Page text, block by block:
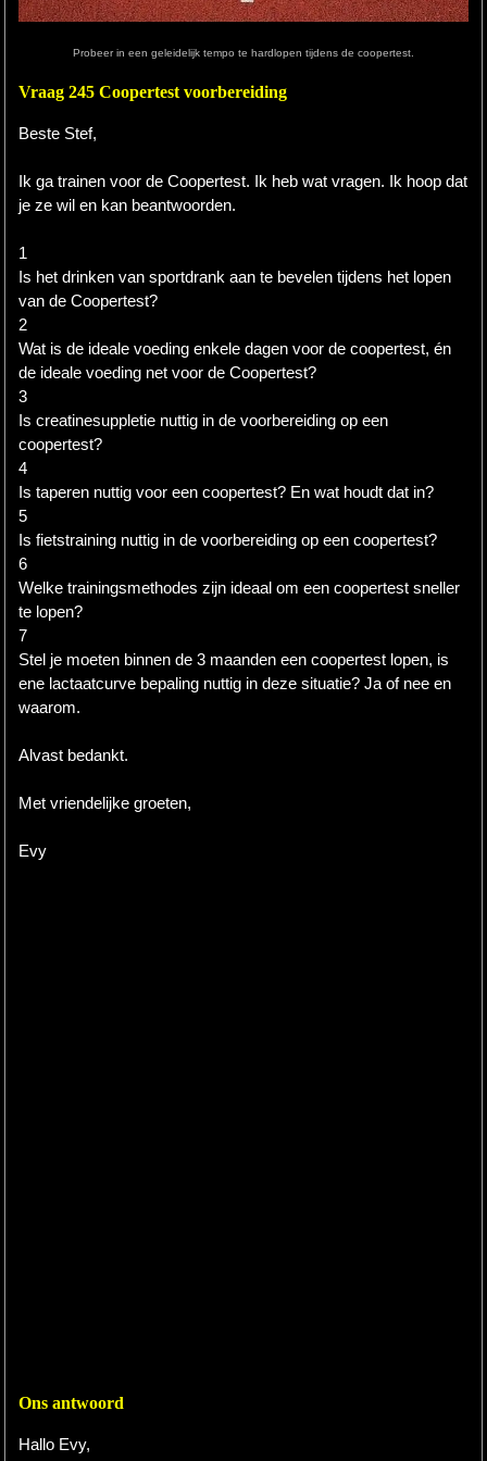
Extra
Tips
Boeken
Site
Probeer in een geleidelijk tempo te hardlopen tijdens de coopertest.
Vraag 245 Coopertest voorbereiding
Beste Stef,
Ik ga trainen voor de Coopertest. Ik heb wat vragen. Ik hoop dat
je ze wil en kan beantwoorden.
1
Is het drinken van sportdrank aan te bevelen tijdens het lopen
van de Coopertest?
2
Wat is de ideale voeding enkele dagen voor de coopertest, én
de ideale voeding net voor de Coopertest?
3
Is creatinesuppletie nuttig in de voorbereiding op een
coopertest?
4
Is taperen nuttig voor een coopertest? En wat houdt dat in?
5
Is fietstraining nuttig in de voorbereiding op een coopertest?
6
Welke trainingsmethodes zijn ideaal om een coopertest sneller
te lopen?
7
Stel je moeten binnen de 3 maanden een coopertest lopen, is
ene lactaatcurve bepaling nuttig in deze situatie? Ja of nee en
waarom.
Alvast bedankt.
Met vriendelijke groeten,
Evy
Ons antwoord
Hallo Evy,